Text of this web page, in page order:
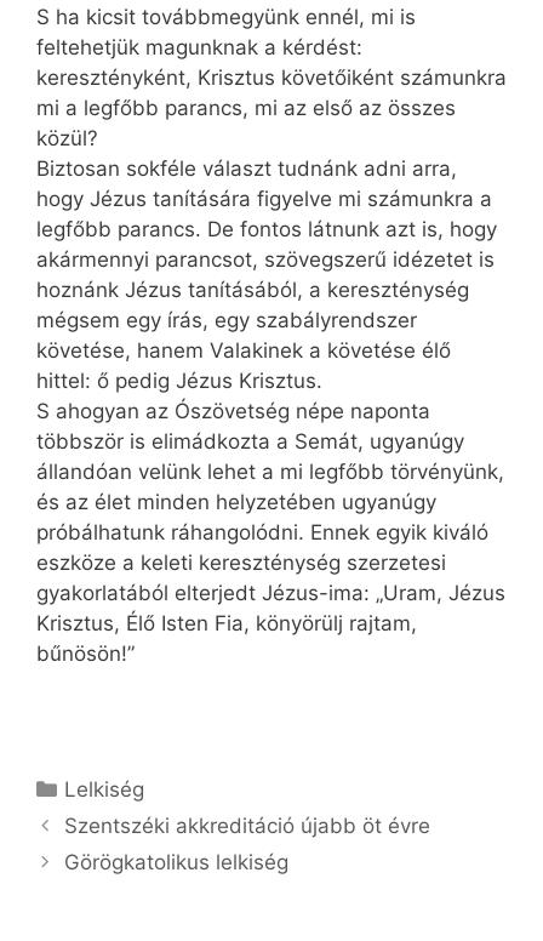
S ha kicsit továbbmegyünk ennél, mi is
feltehetjük magunknak a kérdést:
keresztényként, Krisztus követőiként számunkra
mi a legfőbb parancs, mi az első az összes
közül?
Biztosan sokféle választ tudnánk adni arra,
hogy Jézus tanítására figyelve mi számunkra a
legfőbb parancs. De fontos látnunk azt is, hogy
akármennyi parancsot, szövegszerű idézetet is
hoznánk Jézus tanításából, a kereszténység
mégsem egy írás, egy szabályrendszer
követése, hanem Valakinek a követése élő
hittel: ő pedig Jézus Krisztus.
S ahogyan az Ószövetség népe naponta
többször is elimádkozta a Semát, ugyanúgy
állandóan velünk lehet a mi legfőbb törvényünk,
és az élet minden helyzetében ugyanúgy
próbálhatunk ráhangolódni. Ennek egyik kiváló
eszköze a keleti kereszténység szerzetesi
gyakorlatából elterjedt Jézus-ima: „Uram, Jézus
Krisztus, Élő Isten Fia, könyörülj rajtam,
bűnösön!”
Kategória
Lelkiség
Szentszéki akkreditáció újabb öt évre
Görögkatolikus lelkiség